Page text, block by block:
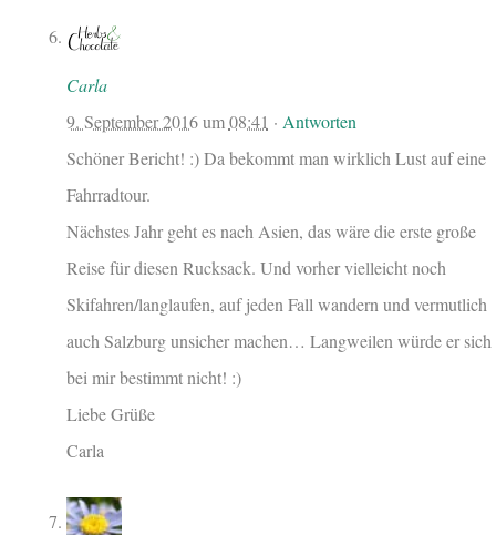
Carla
9. September 2016um08:41 · Antworten
Schöner Bericht! :) Da bekommt man wirklich Lust auf eine
Fahrradtour.
Nächstes Jahr geht es nach Asien, das wäre die erste große
Reise für diesen Rucksack. Und vorher vielleicht noch
Skifahren/langlaufen, auf jeden Fall wandern und vermutlich
auch Salzburg unsicher machen… Langweilen würde er sich
bei mir bestimmt nicht! :)
Liebe Grüße
Carla